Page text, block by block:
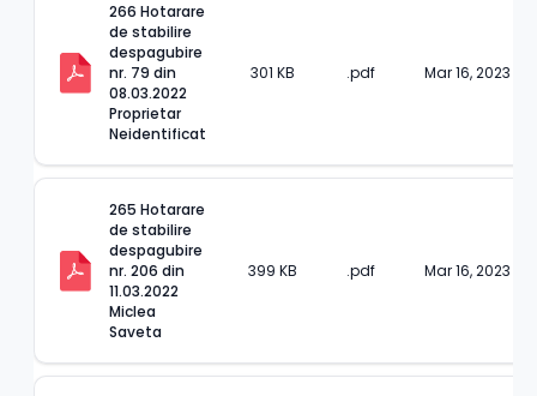
266 Hotarare
de stabilire
despagubire
nr. 79 din
08.03.2022
Proprietar
Neidentificat
301 KB .pdf Mar 16, 2023
265 Hotarare
de stabilire
despagubire
nr. 206 din
11.03.2022
Miclea
Saveta
399 KB .pdf Mar 16, 2023